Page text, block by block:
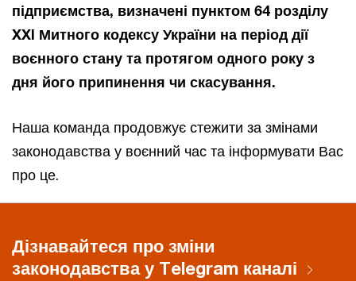
підприємства, визначені пунктом 64 розділу
XXI Митного кодексу України на період дії
воєнного стану та протягом одного року з
дня його припинення чи скасування.
Наша команда продовжує стежити за змінами
законодавства у воєнний час та інформувати Вас
про це.
Дізнавайтеся про зміни
законодавства у Telegram каналі